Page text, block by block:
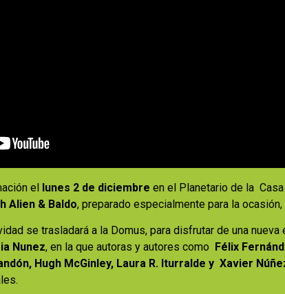
el lunes 2 de diciembre en el Planetario de la
Alien & Baldo, preparado especialmente para la ocasión,
se trasladará a la Domus, para disfrutar de una nueva
Nunez, en la que autoras y autores como Félix
Hugh McGinley, Laura R. Iturralde y Xavier